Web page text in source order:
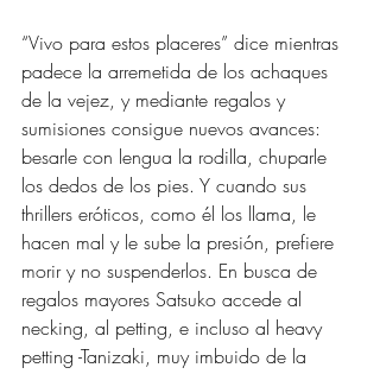
“Vivo para estos placeres” dice mientras
padece la arremetida de los achaques
de la vejez, y mediante regalos y
sumisiones consigue nuevos avances:
besarle con lengua la rodilla, chuparle
los dedos de los pies. Y cuando sus
thrillers eróticos, como él los llama, le
hacen mal y le sube la presión, prefiere
morir y no suspenderlos. En busca de
regalos mayores Satsuko accede al
necking, al petting, e incluso al heavy
petting -Tanizaki, muy imbuido de la